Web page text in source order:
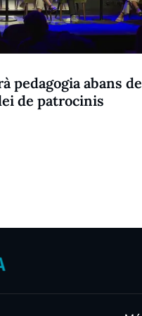
pedagogia abans de
de patrocinis